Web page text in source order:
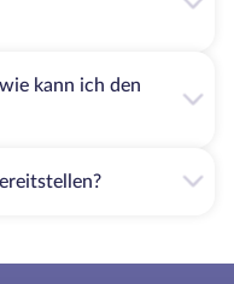
kann ich den